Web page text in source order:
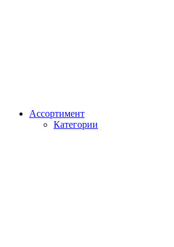
Ассортимент
Категории